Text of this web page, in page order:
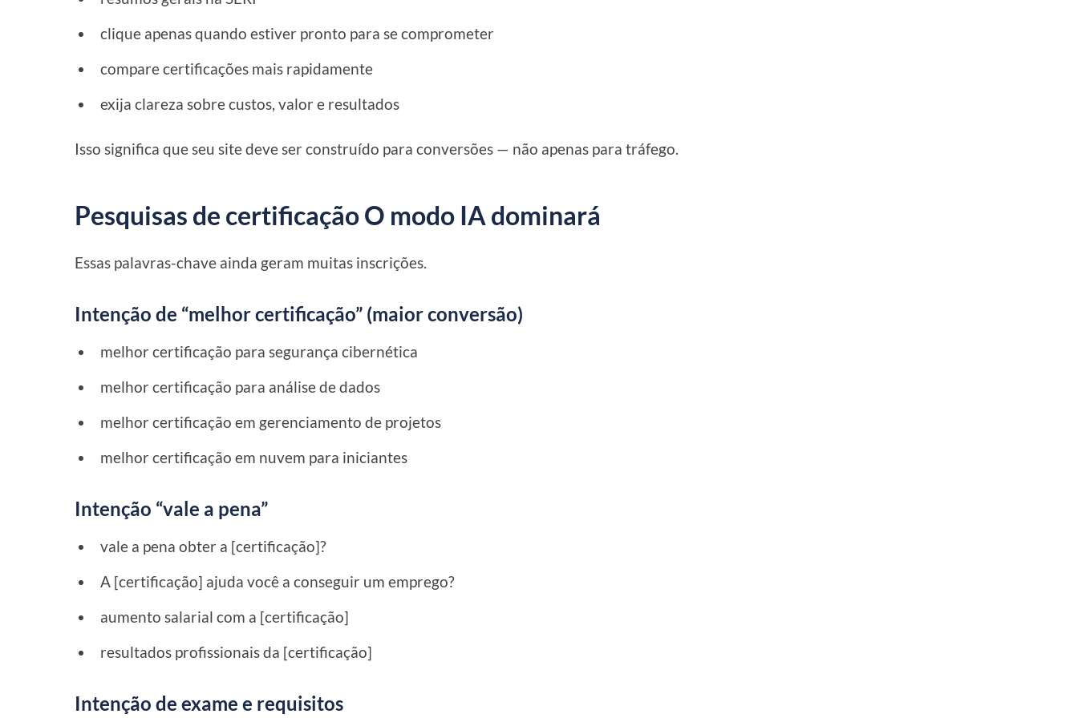
clique apenas quando estiver pronto para se comprometer
compare certificações mais rapidamente
exija clareza sobre custos, valor e resultados
Isso significa que seu site deve ser construído para conversões — não apenas para tráfego.
Pesquisas de certificação O modo IA dominará
Essas palavras-chave ainda geram muitas inscrições.
Intenção de “melhor certificação” (maior conversão)
melhor certificação para segurança cibernética
melhor certificação para análise de dados
melhor certificação em gerenciamento de projetos
melhor certificação em nuvem para iniciantes
Intenção “vale a pena”
vale a pena obter a [certificação]?
A [certificação] ajuda você a conseguir um emprego?
aumento salarial com a [certificação]
resultados profissionais da [certificação]
Intenção de exame e requisitos